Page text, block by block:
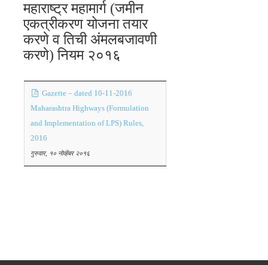
महाराष्ट्र महामार्ग (जमीन
एकत्रीकरण योजना तयार
करणे व तिची अंमलबजावणी
करणे) नियम २०१६
Gazette – dated 10-11-2016
Maharashtra Highways (Formulation
and Implementation of LPS) Rules,
2016
गुरुवार, १० नोव्हेंबर २०१६